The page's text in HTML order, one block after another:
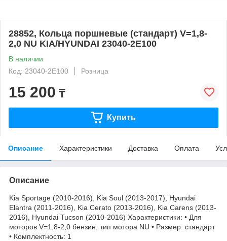
28852, Кольца поршневые (стандарт) V=1,8-
2,0 NU KIA/HYUNDAI 23040-2Е100
В наличии
Код: 23040-2E100
Розница
15 200 ₸
Купить
Описание Характеристики Доставка Оплата
Описание
Kia Sportage (2010-2016), Kia Soul (2013-2017), Hyundai
Elantra (2011-2016), Kia Cerato (2013-2016), Kia Carens (2013-
2016), Hyundai Tucson (2010-2016) Характеристики: • Для
моторов V=1,8-2,0 бензин, тип мотора NU • Размер: стандарт
• Комплектность: 1